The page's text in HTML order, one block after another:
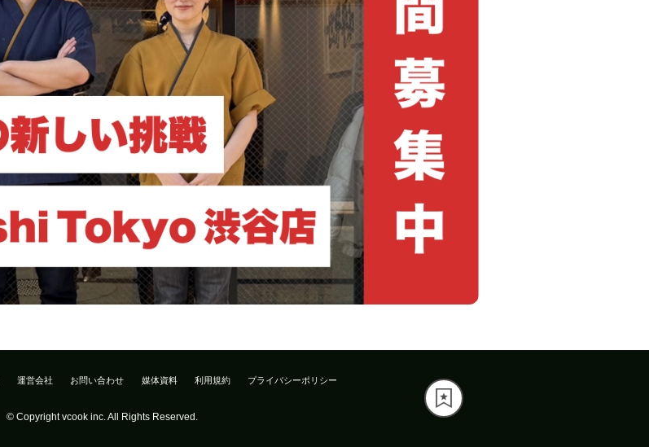
運営会社 お問い合わせ 媒体資料 利用規約 プライバシーポリシー
© Copyright vcook inc. All Rights Reserved.